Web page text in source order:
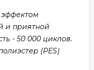
и приятной
- 50 000 циклов.
(PES)